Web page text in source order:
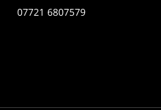
07721 6807579